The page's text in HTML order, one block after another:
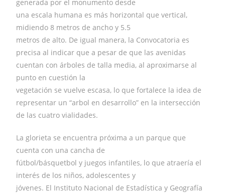
generada por el monumento desde
una escala humana es más horizontal que vertical,
midiendo 8 metros de ancho y 5.5
metros de alto. De igual manera, la Convocatoria es
precisa al indicar que a pesar de que las avenidas
cuentan con árboles de talla media, al aproximarse al
punto en cuestión la
vegetación se vuelve escasa, lo que fortalece la idea de
representar un “arbol en desarrollo” en la intersección
de las cuatro vialidades.
La glorieta se encuentra próxima a un parque que
cuenta con una cancha de
fútbol/básquetbol y juegos infantiles, lo que atraería el
interés de los niños, adolescentes y
jóvenes. El Instituto Nacional de Estadística y Geografía